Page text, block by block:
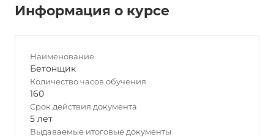
Информация о курсе
Наименование
Бетонщик
Количество часов обучения
160
Срок действия документа
5 лет
Выдаваемые итоговые документы